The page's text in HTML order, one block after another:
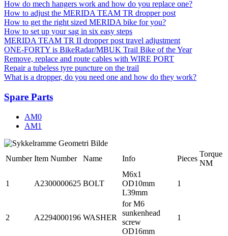
How do mech hangers work and how do you replace one?
How to adjust the MERIDA TEAM TR dropper post
How to get the right sized MERIDA bike for you?
How to set up your sag in six easy steps
MERIDA TEAM TR II dropper post travel adjustment
ONE-FORTY is BikeRadar/MBUK Trail Bike of the Year
Remove, replace and route cables with WIRE PORT
Repair a tubeless tyre puncture on the trail
What is a dropper, do you need one and how do they work?
Spare Parts
AM0
AM1
Number Item Number Name Info Pieces
Torque
NM
1 A2300000625 BOLT
M6x1
OD10mm
L39mm
1
2 A2294000196 WASHER
for M6
sunkenhead
screw
OD16mm
1